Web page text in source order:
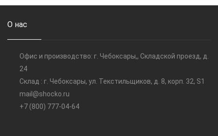
О нас
Офис и производство: г. Чебоксары,, Складской проезд, д.
24
Склад : г. Чебоксары, ул. Текстильщиков, д. 8, корп. 32, S1
mail@shocko.ru
+7 (800) 777-04-64